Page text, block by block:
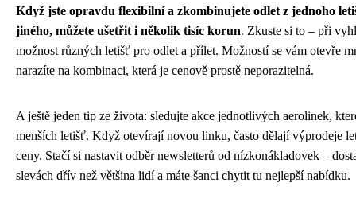
Když jste opravdu flexibilní a zkombinujete odlet z jednoho
jiného, můžete ušetřit i několik tisíc korun. Zkuste si to – při
možnost různých letišť pro odlet a přílet. Možností se vám otevře
narazíte na kombinaci, která je cenově prostě neporazitelná.
A ještě jeden tip ze života: sledujte akce jednotlivých aerolinek,
menších letišť. Když otevírají novou linku, často dělají výprodeje
ceny. Stačí si nastavit odběr newsletterů od nízkonákladovek –
slevách dřív než většina lidí a máte šanci chytit tu nejlepší nabídku.